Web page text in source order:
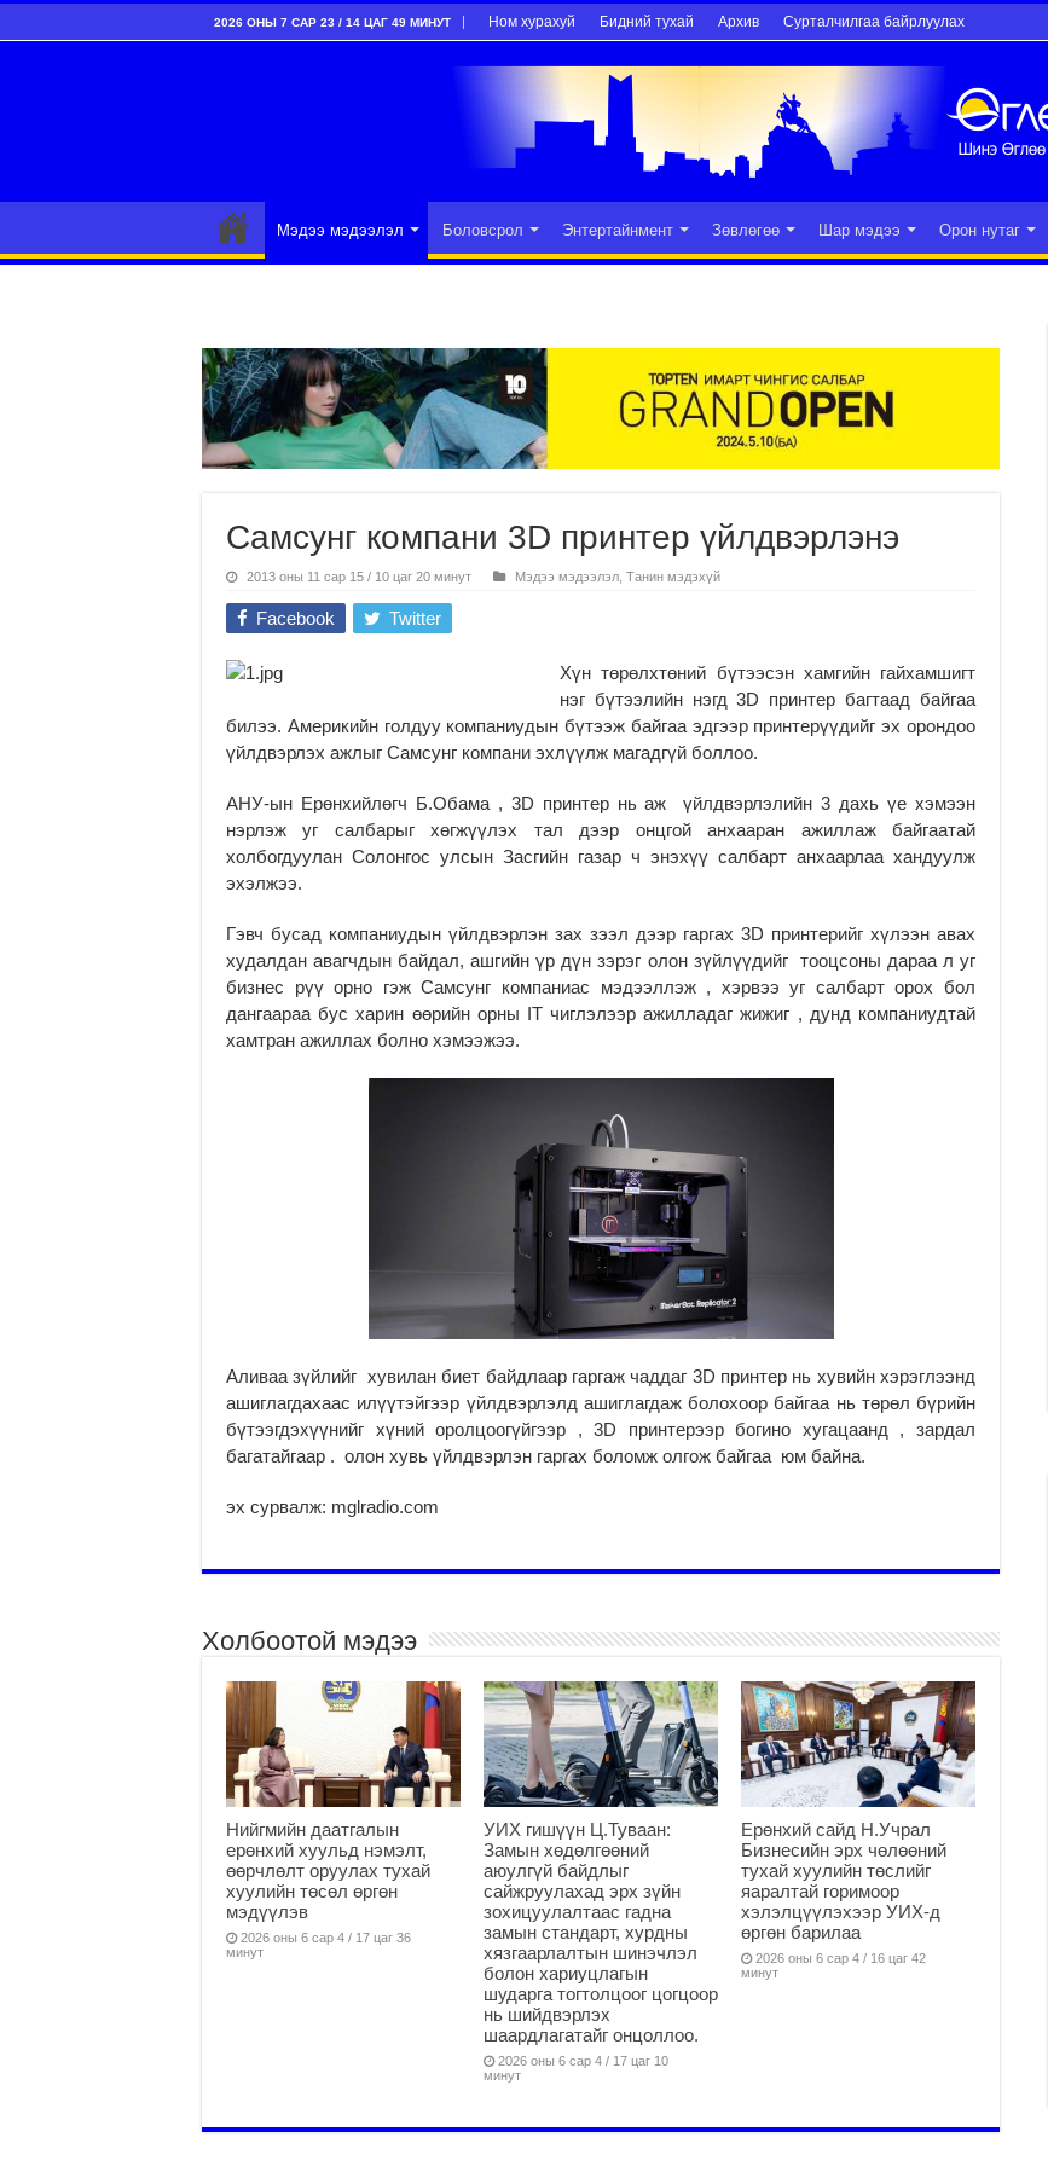
2026 ОНЫ 7 САР 23 / 14 ЦАГ 49 МИНУТ Ном хурахуй Бидний тухай Архив Сурталчилгаа байрлуулах
Мэдээ мэдээлэл Боловсрол Энтертайнмент Зөвлөгөө Шар мэдээ Орон нутаг
Самсунг компани 3D принтер үйлдвэрлэнэ
2013 оны 11 сар 15 / 10 цаг 20 минут Мэдээ мэдээлэл Танин мэдэхүй
Facebook Twitter
Хүн төрөлхтөний бүтээсэн хамгийн гайхамшигт
нэг бүтээлийн нэгд 3D принтер багтаад байгаа
билээ. Америкийн голдуу компаниудын бүтээж байгаа эдгээр принтерүүдийг эх орондоо
үйлдвэрлэх ажлыг Самсунг компани эхлүүлж магадгүй боллоо.
АНУ-ын Ерөнхийлөгч Б.Обама , 3D принтер нь аж үйлдвэрлэлийн 3 дахь үе хэмээн
нэрлэж уг салбарыг хөгжүүлэх тал дээр онцгой анхааран ажиллаж байгаатай
холбогдуулан Солонгос улсын Засгийн газар ч энэхүү салбарт анхаарлаа хандуулж
эхэлжээ.
Гэвч бусад компаниудын үйлдвэрлэн зах зээл дээр гаргах 3D принтерийг хүлээн авах
худалдан авагчдын байдал, ашгийн үр дүн зэрэг олон зүйлүүдийг тооцсоны дараа л уг
бизнес рүү орно гэж Самсунг компаниас мэдээллэж , хэрвээ уг салбарт орох бол
дангаараа бус харин өөрийн орны IT чиглэлээp ажилладаг жижиг , дунд компаниудтай
хамтран ажиллах болно хэмээжээ.
Аливаа зүйлийг хувилан биет байдлаар гаргаж чаддаг 3D принтер нь хувийн хэрэглээнд
ашиглагдахаас илүүтэйгээр үйлдвэрлэлд ашиглагдаж болохоор байгаа нь төрөл бүрийн
бүтээгдэхүүнийг хүний оролцоогүйгээр , 3D принтерээр богино хугацаанд , зардал
багатайгаар . олон хувь үйлдвэрлэн гаргах боломж олгож байгаа юм байна.
эх сурвалж: mglradio.com
Холбоотой мэдээ
Нийгмийн даатгалын
ерөнхий хуульд нэмэлт,
өөрчлөлт оруулах тухай
хуулийн төсөл өргөн
мэдүүлэв
2026 оны 6 сар 4 / 17 цаг 36
минут
УИХ гишүүн Ц.Туваан:
Замын хөдөлгөөний
аюулгүй байдлыг
сайжруулахад эрх зүйн
зохицуулалтаас гадна
замын стандарт, хурдны
хязгаарлалтын шинэчлэл
болон хариуцлагын
шударга тогтолцоог цогцоор
нь шийдвэрлэх
шаардлагатайг онцоллоо.
2026 оны 6 сар 4 / 17 цаг 10
минут
Ерөнхий сайд Н.Учрал
Бизнесийн эрх чөлөөний
тухай хуулийн төслийг
яаралтай горимоор
хэлэлцүүлэхээр УИХ-д
өргөн барилаа
2026 оны 6 сар 4 / 16 цаг 42
минут